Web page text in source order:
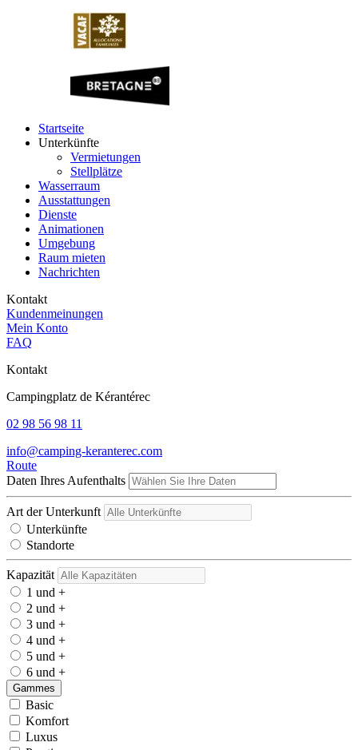
Startseite
Unterkünfte
Vermietungen
Stellplätze
Wasserraum
Ausstattungen
Dienste
Animationen
Umgebung
Raum mieten
Nachrichten
Kontakt
Kundenmeinungen
Mein Konto
FAQ
Kontakt
Campingplatz de Kérantérec
02 98 56 98 11
info@camping-keranterec.com
Route
Daten Ihres Aufenthalts
Art der Unterkunft
Unterkünfte
Standorte
Kapazität
1 und +
2 und +
3 und +
4 und +
5 und +
6 und +
Gammes
Basic
Komfort
Luxus